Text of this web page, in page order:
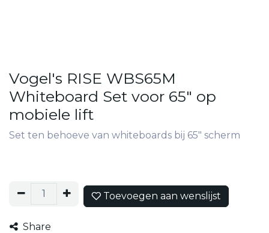
Vogel's RISE WBS65M
Whiteboard Set voor 65" op
mobiele lift
Set ten behoeve van whiteboards bij 65" scherm
Toevoegen aan wenslijst
Share